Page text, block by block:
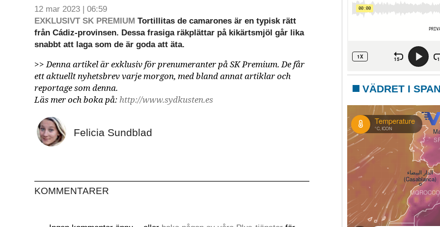
12 mar 2023 | 06:59
EXKLUSIVT SK PREMIUM Tortillitas de camarones är en typisk rätt
från Cádiz-provinsen. Dessa frasiga räkplättar på kikärtsmjöl går lika
snabbt att laga som de är goda att äta.
>>Denna artikel är exklusiv för prenumeranter på SK Premium. De får
ett aktuellt nyhetsbrev varje morgon, med bland annat artiklar och
reportage som denna.
Läs mer och boka på: http://www.sydkusten.es
Felicia Sundblad
KOMMENTARER
VÄDRET I